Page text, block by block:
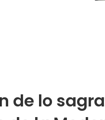
de lo